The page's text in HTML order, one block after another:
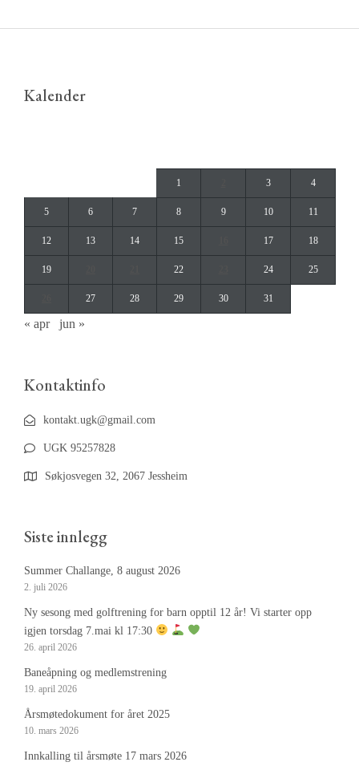
Kalender
1 3 4
5 6 7 8 9 10 11
12 13 14 15 17 18
19 22 24 25
27 28 29 30 31
« apr jun »
Kontaktinfo
kontakt.ugk@gmail.com
UGK 95257828
Søkjosvegen 32, 2067 Jessheim
Siste innlegg
Summer Challange, 8 august 2026
2. juli 2026
Ny sesong med golftrening for barn opptil 12 år! Vi starter opp
igjen torsdag 7.mai kl 17:30
26. april 2026
Baneåpning og medlemstrening
19. april 2026
Årsmøtedokument for året 2025
10. mars 2026
Innkalling til årsmøte 17 mars 2026